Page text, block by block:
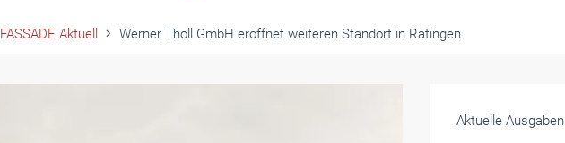
FASSADE Aktuell Werner Tholl GmbH eröffnet weiteren Standort in Ratingen
Aktuelle Ausgaben